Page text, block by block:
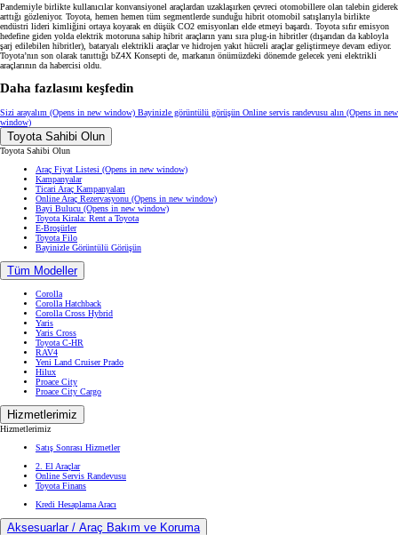
Pandemiyle birlikte kullanıcılar konvansiyonel araçlardan uzaklaşırken çevreci otomobillere olan talebin giderek
arttığı gözleniyor. Toyota, hemen hemen tüm segmentlerde sunduğu hibrit otomobil satışlarıyla birlikte
endüstri lideri kimliğini ortaya koyarak en düşük CO2 emisyonları elde etmeyi başardı. Toyota sıfır emisyon
hedefine giden yolda elektrik motoruna sahip hibrit araçların yanı sıra plug-in hibritler (dışarıdan da kabloyla
şarj edilebilen hibritler), bataryalı elektrikli araçlar ve hidrojen yakıt hücreli araçlar geliştirmeye devam ediyor.
Toyota’nın son olarak tanıttığı bZ4X Konsepti de, markanın önümüzdeki dönemde gelecek yeni elektrikli
araçlarının da habercisi oldu.
Daha fazlasını keşfedin
Sizi arayalım (Opens in new window) Bayinizle görüntülü görüşün Online servis randevusu alın (Opens in new
window)
Toyota Sahibi Olun
Toyota Sahibi Olun
Araç Fiyat Listesi (Opens in new window)
Kampanyalar
Ticari Araç Kampanyaları
Online Araç Rezervasyonu (Opens in new window)
Bayi Bulucu (Opens in new window)
Toyota Kirala: Rent a Toyota
E-Broşürler
Toyota Filo
Bayinizle Görüntülü Görüşün
Tüm Modeller
Corolla
Corolla Hatchback
Corolla Cross Hybrid
Yaris
Yaris Cross
Toyota C-HR
RAV4
Yeni Land Cruiser Prado
Hilux
Proace City
Proace City Cargo
Hizmetlerimiz
Hizmetlerimiz
Satış Sonrası Hizmetler
2. El Araçlar
Online Servis Randevusu
Toyota Finans
Kredi Hesaplama Aracı
Aksesuarlar / Araç Bakım ve Koruma